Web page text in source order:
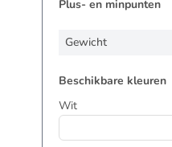
Plus- en minpunten
Gewicht
Beschikbare kleuren
Wit